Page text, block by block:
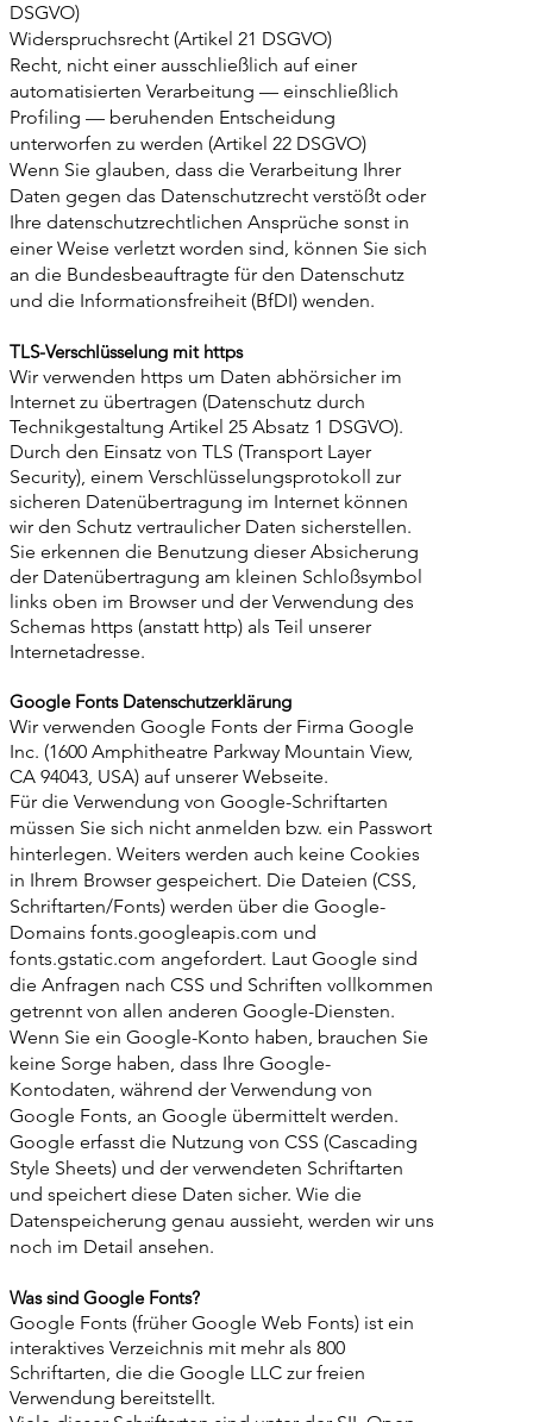
DSGVO)
Widerspruchsrecht (Artikel 21 DSGVO)
Recht, nicht einer ausschließlich auf einer
automatisierten Verarbeitung — einschließlich
Profiling — beruhenden Entscheidung
unterworfen zu werden (Artikel 22 DSGVO)
Wenn Sie glauben, dass die Verarbeitung Ihrer
Daten gegen das Datenschutzrecht verstößt oder
Ihre datenschutzrechtlichen Ansprüche sonst in
einer Weise verletzt worden sind, können Sie sich
an die Bundesbeauftragte für den Datenschutz
und die Informationsfreiheit (BfDI) wenden.
TLS-Verschlüsselung mit https
Wir verwenden https um Daten abhörsicher im
Internet zu übertragen (Datenschutz durch
Technikgestaltung Artikel 25 Absatz 1 DSGVO).
Durch den Einsatz von TLS (Transport Layer
Security), einem Verschlüsselungsprotokoll zur
sicheren Datenübertragung im Internet können
wir den Schutz vertraulicher Daten sicherstellen.
Sie erkennen die Benutzung dieser Absicherung
der Datenübertragung am kleinen Schloßsymbol
links oben im Browser und der Verwendung des
Schemas https (anstatt http) als Teil unserer
Internetadresse.
Google Fonts Datenschutzerklärung
Wir verwenden Google Fonts der Firma Google
Inc. (1600 Amphitheatre Parkway Mountain View,
CA 94043, USA) auf unserer Webseite.
Für die Verwendung von Google-Schriftarten
müssen Sie sich nicht anmelden bzw. ein Passwort
hinterlegen. Weiters werden auch keine Cookies
in Ihrem Browser gespeichert. Die Dateien (CSS,
Schriftarten/Fonts) werden über die Google-
Domains fonts.googleapis.com und
fonts.gstatic.com angefordert. Laut Google sind
die Anfragen nach CSS und Schriften vollkommen
getrennt von allen anderen Google-Diensten.
Wenn Sie ein Google-Konto haben, brauchen Sie
keine Sorge haben, dass Ihre Google-
Kontodaten, während der Verwendung von
Google Fonts, an Google übermittelt werden.
Google erfasst die Nutzung von CSS (Cascading
Style Sheets) und der verwendeten Schriftarten
und speichert diese Daten sicher. Wie die
Datenspeicherung genau aussieht, werden wir uns
noch im Detail ansehen.
Was sind Google Fonts?
Google Fonts (früher Google Web Fonts) ist ein
interaktives Verzeichnis mit mehr als 800
Schriftarten, die die Google LLC zur freien
Verwendung bereitstellt.